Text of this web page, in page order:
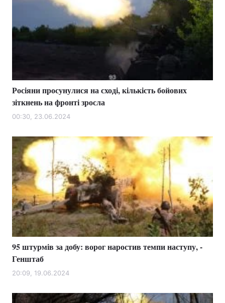
Росіяни просунулися на сході, кількість бойових
зіткнень на фронті зросла
00:30, 23.06.2024
95 штурмів за добу: ворог наростив темпи наступу, -
Генштаб
20:09, 19.06.2024